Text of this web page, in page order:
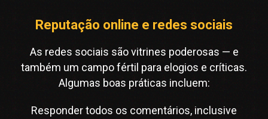
Reputação online e redes sociais
As redes sociais são vitrines poderosas — e
também um campo fértil para elogios e críticas.
Algumas boas práticas incluem:
Responder todos os comentários, inclusive